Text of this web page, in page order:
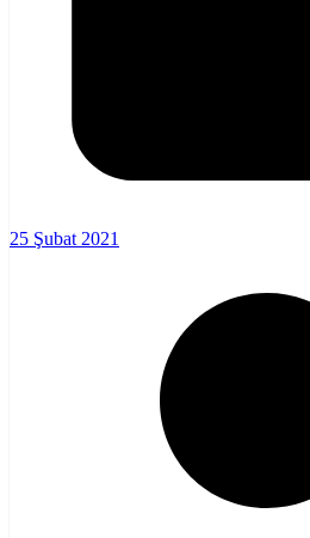
25 Şubat 2021